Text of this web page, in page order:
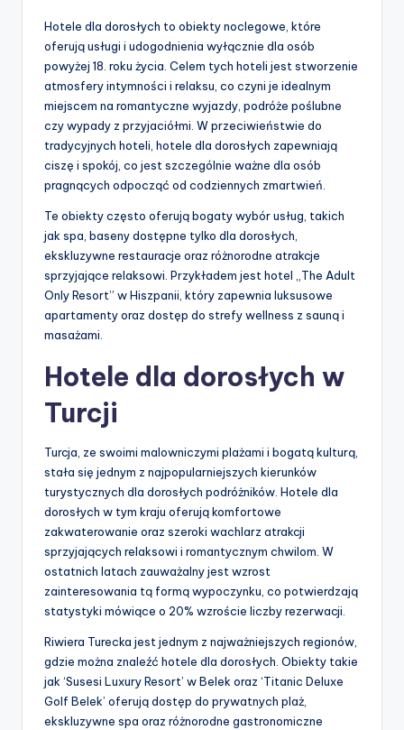
Hotele dla dorosłych to obiekty noclegowe, które
oferują usługi i udogodnienia wyłącznie dla osób
powyżej 18. roku życia. Celem tych hoteli jest stworzenie
atmosfery intymności i relaksu, co czyni je idealnym
miejscem na romantyczne wyjazdy, podróże poślubne
czy wypady z przyjaciółmi. W przeciwieństwie do
tradycyjnych hoteli, hotele dla dorosłych zapewniają
ciszę i spokój, co jest szczególnie ważne dla osób
pragnących odpocząć od codziennych zmartwień.
Te obiekty często oferują bogaty wybór usług, takich
jak spa, baseny dostępne tylko dla dorosłych,
ekskluzywne restauracje oraz różnorodne atrakcje
sprzyjające relaksowi. Przykładem jest hotel „The Adult
Only Resort” w Hiszpanii, który zapewnia luksusowe
apartamenty oraz dostęp do strefy wellness z sauną i
masażami.
Hotele dla dorosłych w
Turcji
Turcja, ze swoimi malowniczymi plażami i bogatą kulturą,
stała się jednym z najpopularniejszych kierunków
turystycznych dla dorosłych podróżników. Hotele dla
dorosłych w tym kraju oferują komfortowe
zakwaterowanie oraz szeroki wachlarz atrakcji
sprzyjających relaksowi i romantycznym chwilom. W
ostatnich latach zauważalny jest wzrost
zainteresowania tą formą wypoczynku, co potwierdzają
statystyki mówiące o 20% wzroście liczby rezerwacji.
Riwiera Turecka jest jednym z najważniejszych regionów,
gdzie można znaleźć hotele dla dorosłych. Obiekty takie
jak ‘Susesi Luxury Resort’ w Belek oraz ‘Titanic Deluxe
Golf Belek’ oferują dostęp do prywatnych plaż,
ekskluzywne spa oraz różnorodne gastronomiczne